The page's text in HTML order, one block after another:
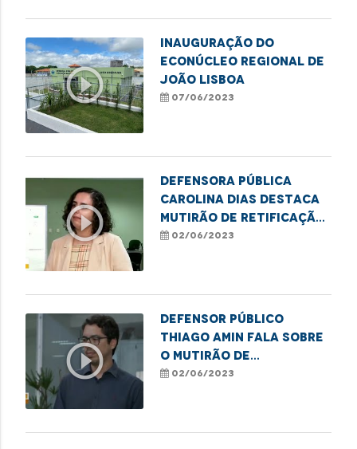
play_circle_outline
Inauguração do
Econúcleo Regional de
João Lisboa
07/06/2023
play_circle_outline
Defensora pública
Carolina Dias destaca
mutirão de retificação
de nome e gênero em
02/06/2023
play_circle_outline
Defensor público
Thiago Amin fala sobre
o mutirão de
retificação de nome
02/06/2023